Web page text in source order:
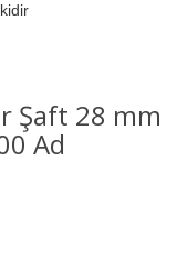
Şaft 28 mm
Ad